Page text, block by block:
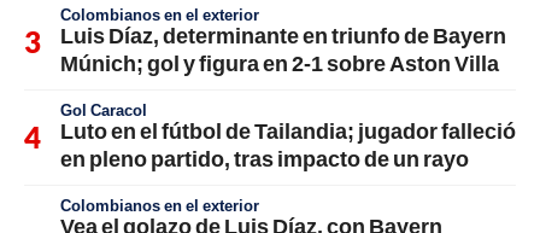
Colombianos en el exterior
Luis Díaz, determinante en triunfo de Bayern
Múnich; gol y figura en 2-1 sobre Aston Villa
Gol Caracol
Luto en el fútbol de Tailandia; jugador falleció
en pleno partido, tras impacto de un rayo
Colombianos en el exterior
Vea el golazo de Luis Díaz, con Bayern